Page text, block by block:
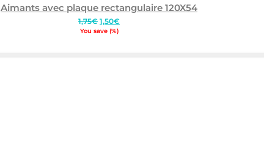
Aimants avec plaque rectangulaire 120X54
1,75€ Le
prix
1,50€Le
You save (%)